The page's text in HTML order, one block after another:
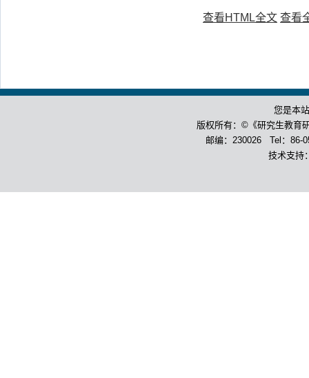
查看HTML全文 查看
您是本
版权所有：©《研究生教育
邮编：230026 Tel：86-
技术支持